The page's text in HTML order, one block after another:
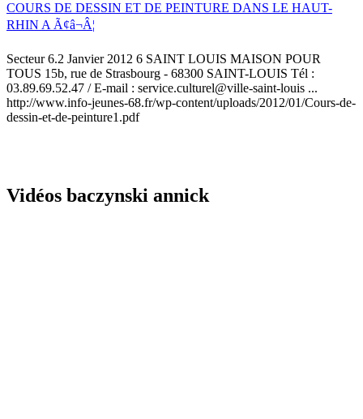
COURS DE DESSIN ET DE PEINTURE DANS LE HAUT-
RHIN A Ã¢â¬Â¦
Secteur 6.2 Janvier 2012 6 SAINT LOUIS MAISON POUR
TOUS 15b, rue de Strasbourg - 68300 SAINT-LOUIS Tél :
03.89.69.52.47 / E-mail : service.culturel@ville-saint-louis ...
http://www.info-jeunes-68.fr/wp-content/uploads/2012/01/Cours-de-
dessin-et-de-peinture1.pdf
Vidéos baczynski annick